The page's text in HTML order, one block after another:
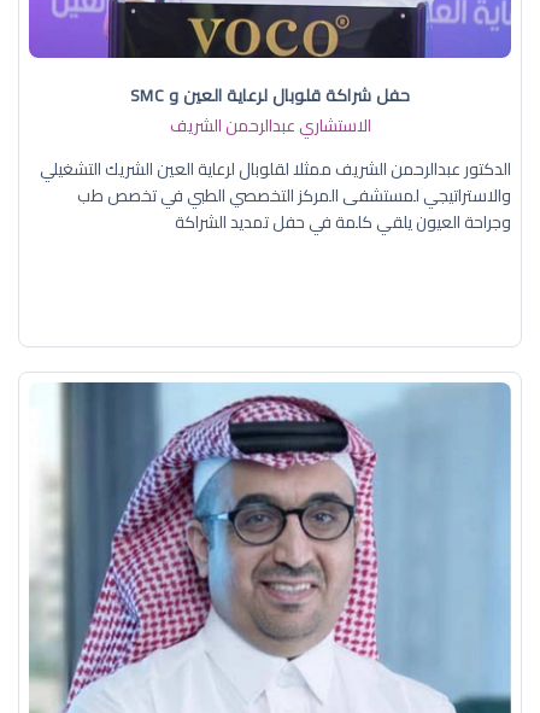
حفل شراكة قلوبال لرعاية العين و SMC
الاستشاري عبدالرحمن الشريف
الدكتور عبدالرحمن الشريف ممثلا لقلوبال لرعاية العين الشريك التشغيلي
والاستراتيجي لمستشفى المركز التخصصي الطبي في تخصص طب
وجراحة العيون يلقي كلمة في حفل تمديد الشراكة